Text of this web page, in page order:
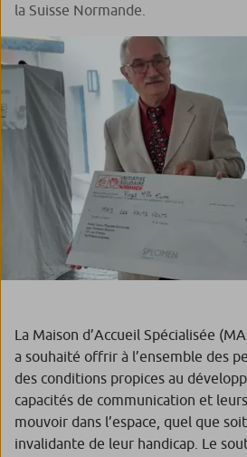
la Suisse Normande.
La Maison d’Accueil Spécialisée
a souhaité offrir à l’ensemble des
des conditions propices au
capacités de communication et
mouvoir dans l’espace, quel que
invalidante de leur handicap. Le